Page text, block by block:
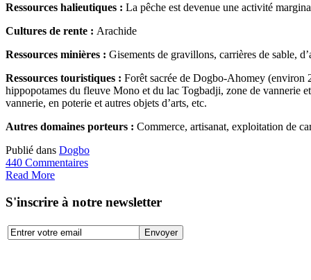
Ressources halieutiques : La pêche est devenue une activité
Cultures de rente : Arachide
Ressources minières : Gisements de gravillons, carrières de sable,
Ressources touristiques : Forêt sacrée de Dogbo-Ahomey (environ
hippopotames du fleuve Mono et du lac Togbadji, zone de vannerie
vannerie, en poterie et autres objets d’arts, etc.
Autres domaines porteurs : Commerce, artisanat, exploitation de
Publié dans Dogbo
440 Commentaires
Read More
S'inscrire à notre newsletter